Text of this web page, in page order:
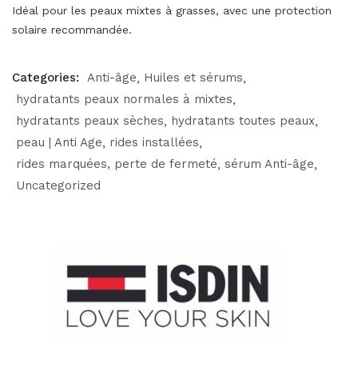
Idéal pour les peaux mixtes à grasses, avec une protection
solaire recommandée.
Categories: Anti-âge
Huiles et sérums
hydratants peaux normales à mixtes
hydratants peaux sèches
hydratants toutes peaux
peau | Anti Age
rides installées
rides marquées, perte de fermeté sérum Anti-âge
Uncategorized